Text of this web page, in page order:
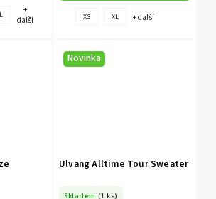
+
další
XS XL + další
Novinka
Ulvang Alltime Tour Sweater
Skladem (1 ks)